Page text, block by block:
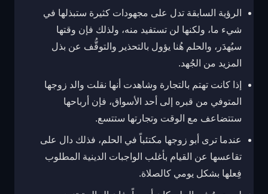
الرؤية السابقة تدل على مجهودات كثيرة ستبذلها في
شيء ما، ولكنها لن تستفيد منه، ولذلك فإن وقتها
سيُهدَر، والحلم هُنا يؤول بالتحذير والتوقُّف عن بذل
المزيد من الجُهد.
إذا كانت تهتم بالتجارة وشاهدت أنها نقلت والد زوجها
المتوفي من قبره إلى أحد الأسواق، فإن أرباحها
ستتضاعف مع الوقت وتجارتها ستتسع.
عندما ترى أبو زوجها مكتئباً في الحلم، فذلك دال على
تقاعسها عن القيام بأغلب الواجبات الدينية المطلوب
فِعلها بشكل يومي كالصلاة.